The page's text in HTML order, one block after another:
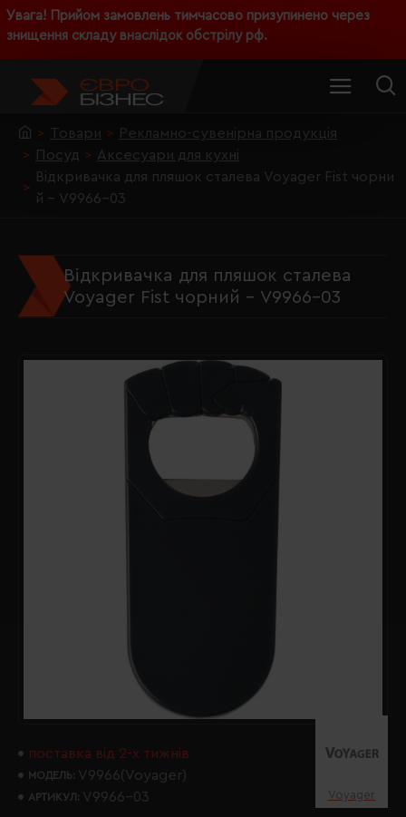
Увага! Прийом замовлень тимчасово призупинено через
знищення складу внаслідок обстрілу рф.
Товари
Рекламно-сувенірна продукція
Посуд
Аксесуари для кухні
Відкривачка для пляшок сталева Voyager Fist чорни
й - V9966-03
Відкривачка для пляшок сталева
Voyager Fist чорний - V9966-03
поставка від 2-х тижнів
МОДЕЛЬ: V9966(Voyager)
АРТИКУЛ: V9966-03 Voyager